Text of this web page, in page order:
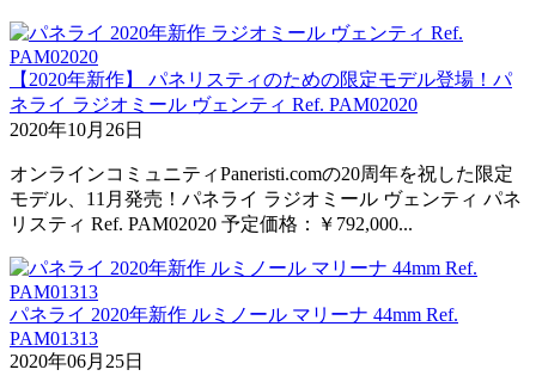
【2020年新作】 パネリスティのための限定モデル登場！パ
ネライ ラジオミール ヴェンティ Ref. PAM02020
2020年10月26日
オンラインコミュニティPaneristi.comの20周年を祝した限定
モデル、11月発売！パネライ ラジオミール ヴェンティ パネ
リスティ Ref. PAM02020 予定価格：￥792,000...
パネライ 2020年新作 ルミノール マリーナ 44mm Ref.
PAM01313
2020年06月25日